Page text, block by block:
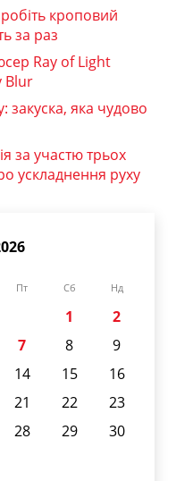
кроповий
за раз
Ray of Light
Blur
яка чудово
за участю трьох
ускладнення руху
Пт Сб Нд
1
2
7 8
9
14 15
16
21 22
23
28 29
30